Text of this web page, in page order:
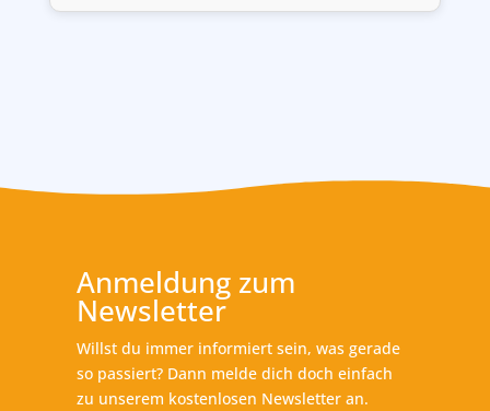
Anmeldung zum
Newsletter
Willst du immer informiert sein, was gerade
so passiert? Dann melde dich doch einfach
zu unserem kostenlosen Newsletter an.